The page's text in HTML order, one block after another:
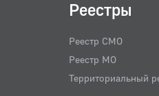
Реестры
Реестр СМО
Реестр МО
Территориальный